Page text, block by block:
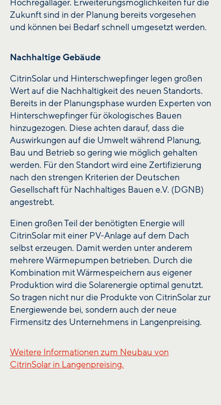
Hochregallager. Erweiterungsmöglichkeiten für die
Zukunft sind in der Planung bereits vorgesehen
und können bei Bedarf schnell umgesetzt werden.
Nachhaltige Gebäude
CitrinSolar und Hinterschwepfinger legen großen
Wert auf die Nachhaltigkeit des neuen Standorts.
Bereits in der Planungsphase wurden Experten von
Hinterschwepfinger für ökologisches Bauen
hinzugezogen. Diese achten darauf, dass die
Auswirkungen auf die Umwelt während Planung,
Bau und Betrieb so gering wie möglich gehalten
werden. Für den Standort wird eine Zertifizierung
nach den strengen Kriterien der Deutschen
Gesellschaft für Nachhaltiges Bauen e.V. (DGNB)
angestrebt.
Einen großen Teil der benötigten Energie will
CitrinSolar mit einer PV-Anlage auf dem Dach
selbst erzeugen. Damit werden unter anderem
mehrere Wärmepumpen betrieben. Durch die
Kombination mit Wärmespeichern aus eigener
Produktion wird die Solarenergie optimal genutzt.
So tragen nicht nur die Produkte von CitrinSolar zur
Energiewende bei, sondern auch der neue
Firmensitz des Unternehmens in Langenpreising.
Weitere Informationen zum Neubau von
CitrinSolar in Langenpreising.